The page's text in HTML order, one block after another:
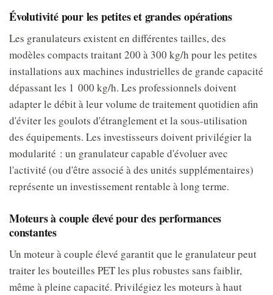
Évolutivité pour les petites et grandes opérations
Les granulateurs existent en différentes tailles, des
modèles compacts traitant 200 à 300 kg/h pour les petites
installations aux machines industrielles de grande capacité
dépassant les 1 000 kg/h. Les professionnels doivent
adapter le débit à leur volume de traitement quotidien afin
d'éviter les goulots d'étranglement et la sous-utilisation
des équipements. Les investisseurs doivent privilégier la
modularité : un granulateur capable d'évoluer avec
l'activité (ou d'être associé à des unités supplémentaires)
représente un investissement rentable à long terme.
Moteurs à couple élevé pour des performances
constantes
Un moteur à couple élevé garantit que le granulateur peut
traiter les bouteilles PET les plus robustes sans faiblir,
même à pleine capacité. Privilégiez les moteurs à haut